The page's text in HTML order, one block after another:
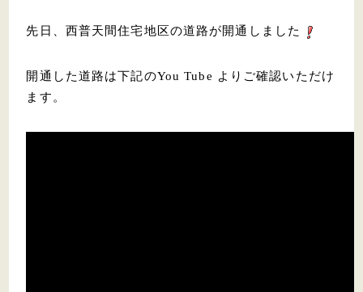
先日、西普天間住宅地区の道路が開通しました
開通した道路は下記のYou Tube よりご確認いただけ
ます。